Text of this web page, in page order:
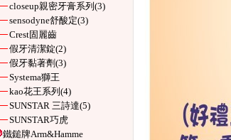
closeup親密牙膏系列 (3)
sensodyne舒酸定(3)
Crest固麗齒
假牙清潔錠(2)
假牙黏著劑(3)
Systema獅王
kao花王系列 (4)
SUNSTAR 三詩達(5)
SUNSTAR巧虎
鐵鎚牌Arm&Hamme